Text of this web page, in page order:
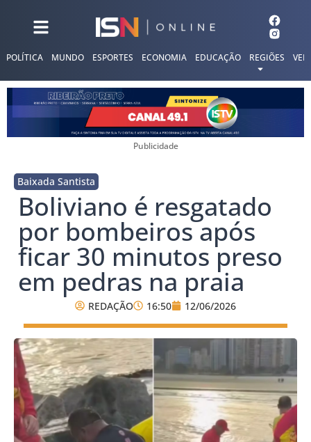
POLÍTICA MUNDO ESPORTES ECONOMIA EDUCAÇÃO REGIÕES
Publicidade
Baixada Santista
Boliviano é resgatado
por bombeiros após
ficar 30 minutos preso
em pedras na praia
REDAÇÃO 16:50 12/06/2026